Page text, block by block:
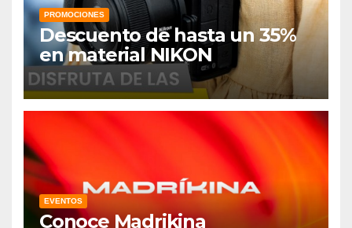
PROMOCIONES
Descuento de hasta un 35%
en material NIKON
EVENTOS
Conoce Madrikina